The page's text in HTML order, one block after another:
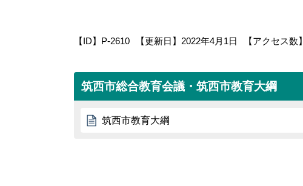
【ID】 P-2610 【更新日】 2022年4月1日 【アクセス数】
筑西市総合教育会議・筑西市教育大綱
筑西市教育大綱